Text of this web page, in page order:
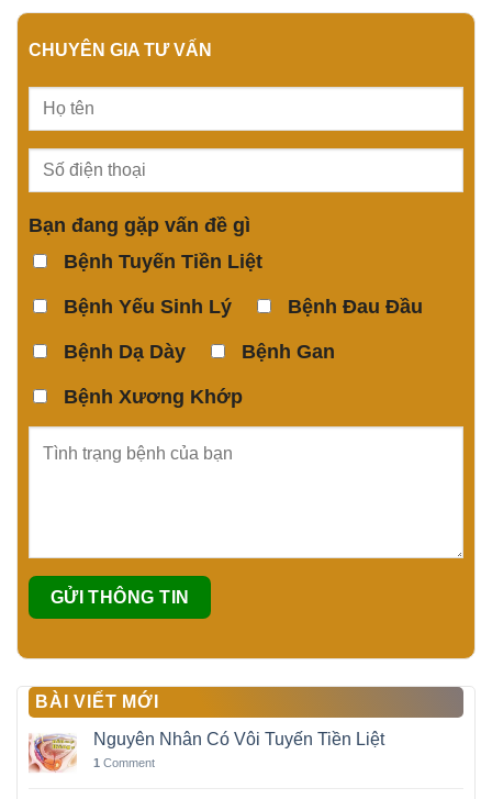
CHUYÊN GIA TƯ VẤN
Bạn đang gặp vấn đề gì
Bệnh Tuyến Tiền Liệt
Bệnh Yếu Sinh Lý Bệnh Đau Đầu
Bệnh Dạ Dày Bệnh Gan
Bệnh Xương Khớp
BÀI VIẾT MỚI
Nguyên Nhân Có Vôi Tuyến Tiền Liệt
1 Comment